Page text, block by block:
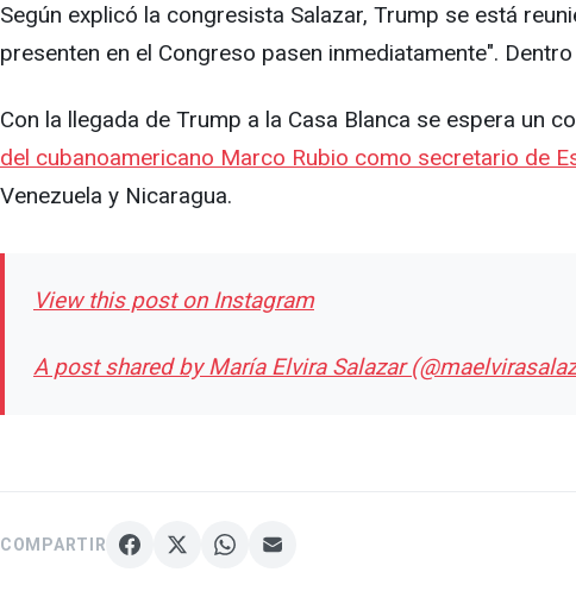
Según explicó la congresista Salazar, Trump se está
presenten en el Congreso pasen inmediatamente".
Con la llegada de Trump a la Casa Blanca se espera un
del cubanoamericano Marco Rubio como secretario de
Venezuela y Nicaragua.
View this post on Instagram
A post shared by María Elvira Salazar
COMPARTIR